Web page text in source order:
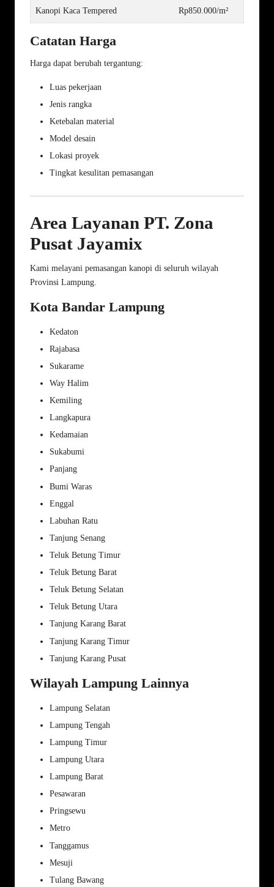
Kanopi Kaca Tempered Rp850.000/m²
Catatan Harga
Harga dapat berubah tergantung:
Luas pekerjaan
Jenis rangka
Ketebalan material
Model desain
Lokasi proyek
Tingkat kesulitan pemasangan
Area Layanan PT. Zona
Pusat Jayamix
Kami melayani pemasangan kanopi di seluruh wilayah
Provinsi Lampung.
Kota Bandar Lampung
Kedaton
Rajabasa
Sukarame
Way Halim
Kemiling
Langkapura
Kedamaian
Sukabumi
Panjang
Bumi Waras
Enggal
Labuhan Ratu
Tanjung Senang
Teluk Betung Timur
Teluk Betung Barat
Teluk Betung Selatan
Teluk Betung Utara
Tanjung Karang Barat
Tanjung Karang Timur
Tanjung Karang Pusat
Wilayah Lampung Lainnya
Lampung Selatan
Lampung Tengah
Lampung Timur
Lampung Utara
Lampung Barat
Pesawaran
Pringsewu
Metro
Tanggamus
Mesuji
Tulang Bawang